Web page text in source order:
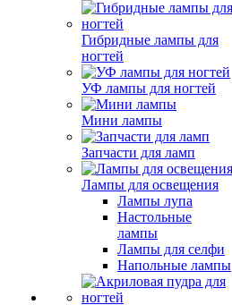
Гибридные лампы для
ногтей
УФ лампы для ногтей
Мини лампы
Запчасти для ламп
Лампы для освещения
Лампы лупа
Настольные
лампы
Лампы для селфи
Напольные лампы